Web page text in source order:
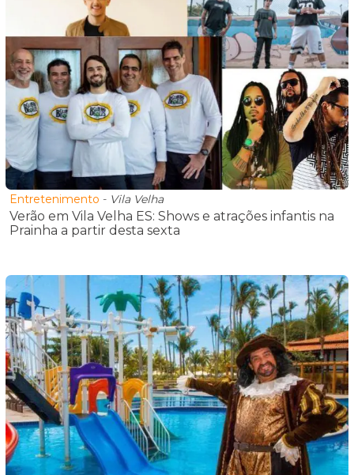
Entretenimento - Vila Velha
Verão em Vila Velha ES: Shows e atrações infantis na
Prainha a partir desta sexta